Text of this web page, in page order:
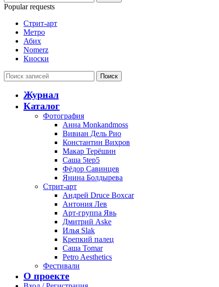
Popular requests
Стрит-арт
Метро
Абих
Nomerz
Киоски
Поиск
Журнал
Каталог
Фотография
Анна Monkandmoss
Вивиан Дель Рио
Константин Вихров
Макар Терёшин
Саша 5tep5
Фёдор Савинцев
Янина Болдырева
Стрит-арт
Андрей Druce Boxcar
Антония Лев
Арт-группа Явь
Дмитрий Aske
Илья Slak
Крепкий палец
Саша Tomar
Petro Aesthetics
Фестивали
О проекте